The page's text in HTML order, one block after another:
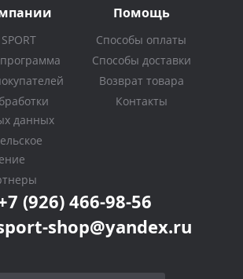
данных
Помощь
Способы оплаты
Способы доставки
Возврат товара
Контакты
(926) 466-98-56
shop@yandex.ru